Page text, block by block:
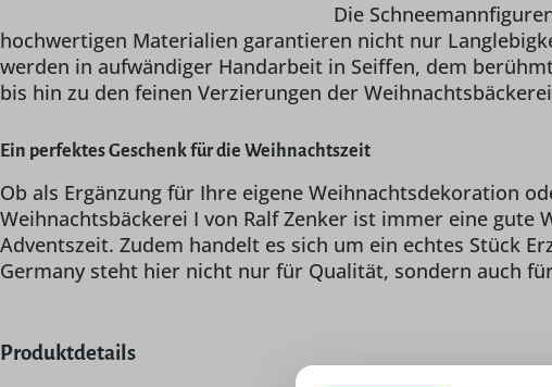
Die
hochwertigen Materialien garantieren nicht nur
werden in aufwändiger Handarbeit in Seiffen, dem
bis hin zu den feinen Verzierungen der
Ein perfektes Geschenk für die Weihnachtszeit
Ob als Ergänzung für Ihre eigene Weihnachtsdekoration
Weihnachtsbäckerei I von Ralf Zenker ist immer eine
Adventszeit. Zudem handelt es sich um ein echtes Stück
Germany steht hier nicht nur für Qualität, sondern auch
Produktdetails